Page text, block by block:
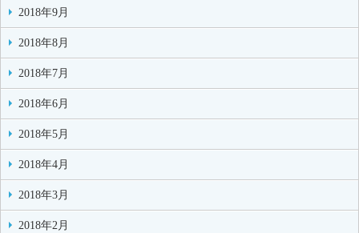
2018年9月
2018年8月
2018年7月
2018年6月
2018年5月
2018年4月
2018年3月
2018年2月